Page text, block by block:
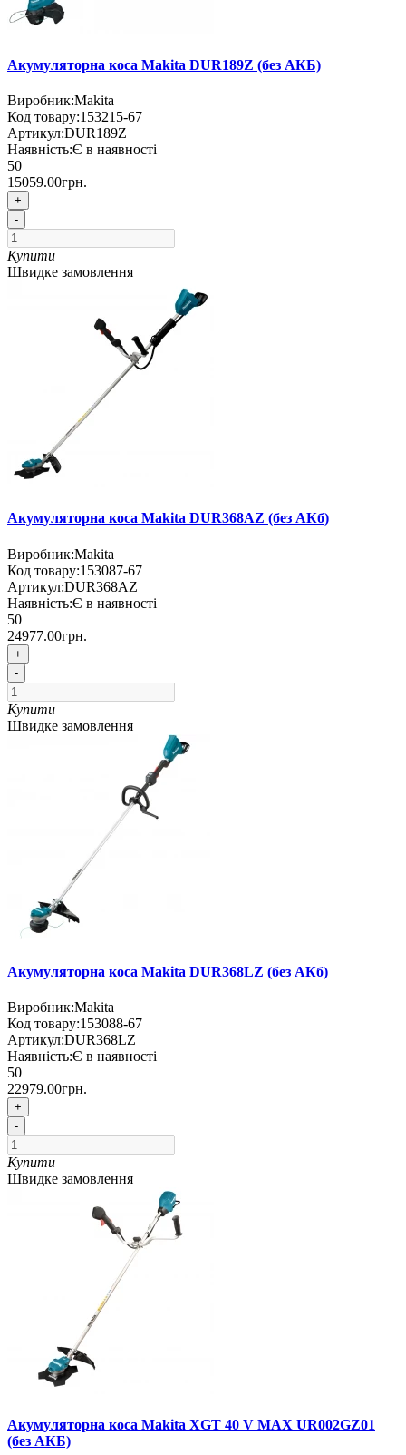
Акумуляторна коса Makita DUR189Z (без АКБ)
Виробник:Makita
Код товару:153215-67
Артикул:DUR189Z
Наявність:Є в наявності
50
15059.00грн.
+
-
Купити
Швидке замовлення
Акумуляторна коса Makita DUR368AZ (без АКб)
Виробник:Makita
Код товару:153087-67
Артикул:DUR368AZ
Наявність:Є в наявності
50
24977.00грн.
+
-
Купити
Швидке замовлення
Акумуляторна коса Makita DUR368LZ (без АКб)
Виробник:Makita
Код товару:153088-67
Артикул:DUR368LZ
Наявність:Є в наявності
50
22979.00грн.
+
-
Купити
Швидке замовлення
Акумуляторна коса Makita XGT 40 V MAX UR002GZ01
(без АКБ)